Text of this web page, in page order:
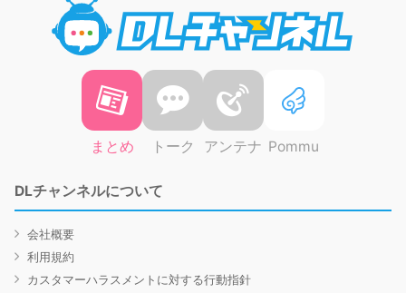
まとめ トーク アンテナ Pommu
DLチャンネルについて
会社概要
利用規約
カスタマーハラスメントに対する行動指針